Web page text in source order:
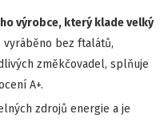
výrobce, který klade velký
vyráběno bez ftalátů,
změkčovadel, splňuje
A+.
zdrojů energie a je